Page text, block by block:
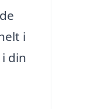
i
din